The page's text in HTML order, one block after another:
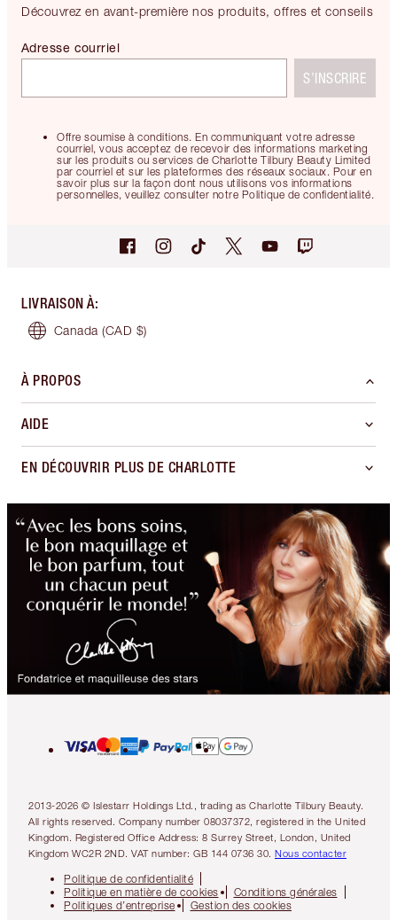
Découvrez en avant-première nos produits, offres et conseils
Offre soumise à conditions. En communiquant votre adresse
courriel, vous acceptez de recevoir des informations marketing
sur les produits ou services de Charlotte Tilbury Beauty Limited
par courriel et sur les plateformes des réseaux sociaux. Pour en
savoir plus sur la façon dont nous utilisons vos informations
personnelles, veuillez consulter notre Politique de confidentialité.
Adresse courriel
S’INSCRIRE
LIVRAISON À:
Canada (CAD $)
À PROPOS
AIDE
EN DÉCOUVRIR PLUS DE CHARLOTTE
2013-2026 © Islestarr Holdings Ltd., trading as Charlotte Tilbury Beauty.
All rights reserved. Company number 08037372, registered in the United
Kingdom. Registered Office Address: 8 Surrey Street, London, United
Kingdom WC2R 2ND. VAT number: GB 144 0736 30. Nous contacter
Politique de confidentialité
Politique en matière de cookies
Conditions générales
Politiques d’entreprise
Gestion des cookies